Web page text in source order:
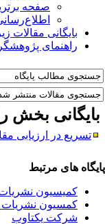
صفحه
اطلاع‌رسانی
بایگانی مقالات
راهنمای پژوهشگران
بخش
تسریع در ارزیابی
های مرتبط
کمیسیون نشریات
کمسیون نشریات
شرکت یکتاوب